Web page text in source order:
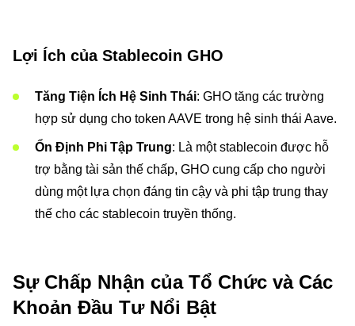
Lợi Ích của Stablecoin GHO
Tăng Tiện Ích Hệ Sinh Thái: GHO tăng các trường
hợp sử dụng cho token AAVE trong hệ sinh thái Aave.
Ổn Định Phi Tập Trung: Là một stablecoin được hỗ
trợ bằng tài sản thế chấp, GHO cung cấp cho người
dùng một lựa chọn đáng tin cậy và phi tập trung thay
thế cho các stablecoin truyền thống.
Sự Chấp Nhận của Tổ Chức và Các
Khoản Đầu Tư Nổi Bật